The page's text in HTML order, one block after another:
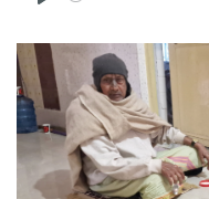
l
a
Image